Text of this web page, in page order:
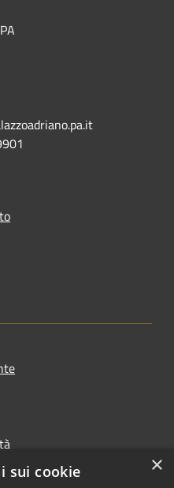
×
sui cookie